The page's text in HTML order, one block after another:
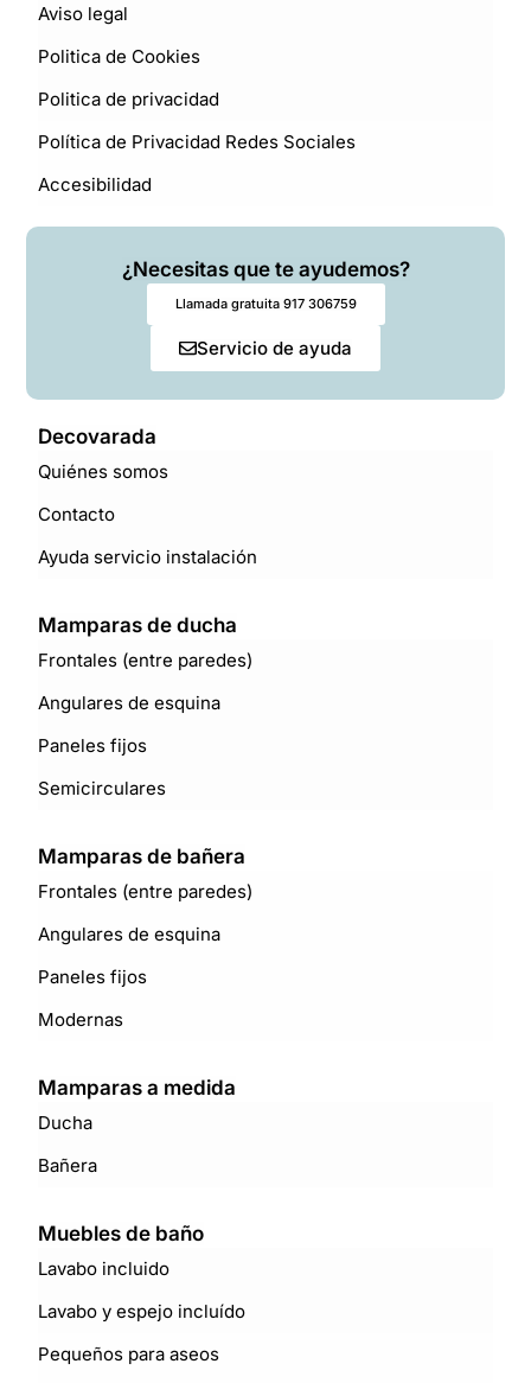
Aviso legal
Politica de Cookies
Politica de privacidad
Política de Privacidad Redes Sociales
Accesibilidad
¿Necesitas que te ayudemos?
Llamada gratuita 917 306759
Servicio de ayuda
Decovarada
Quiénes somos
Contacto
Ayuda servicio instalación
Mamparas de ducha
Frontales (entre paredes)
Angulares de esquina
Paneles fijos
Semicirculares
Mamparas de bañera
Frontales (entre paredes)
Angulares de esquina
Paneles fijos
Modernas
Mamparas a medida
Ducha
Bañera
Muebles de baño
Lavabo incluido
Lavabo y espejo incluído
Pequeños para aseos